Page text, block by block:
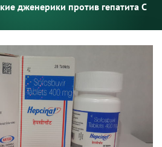
дженерики против гепатита С